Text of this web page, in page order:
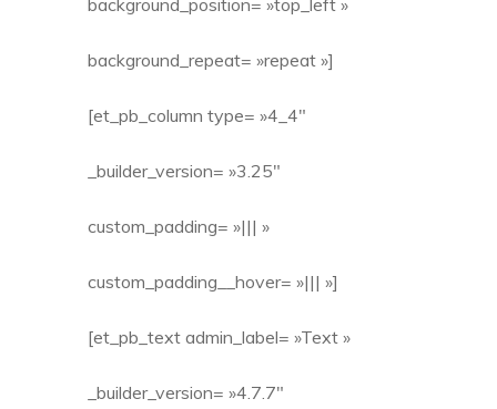
background_position= »top_left »
background_repeat= »repeat »]
[et_pb_column type= »4_4″
_builder_version= »3.25″
custom_padding= »||| »
custom_padding__hover= »||| »]
[et_pb_text admin_label= »Text »
_builder_version= »4.7.7″